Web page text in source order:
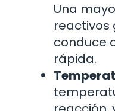
Una
reactivos
conduce
rápida.